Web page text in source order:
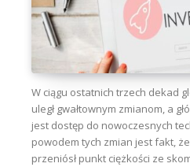
W ciągu ostatnich trzech dekad
uległ gwałtownym zmianom, a
jest dostęp do nowoczesnych
powodem tych zmian jest fakt,
przeniósł punkt ciężkości ze